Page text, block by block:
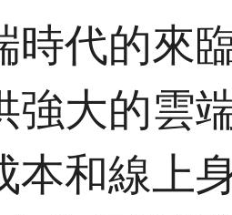
時代的來
強大的雲
本和線上